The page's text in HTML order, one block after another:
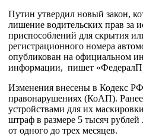
Путин утвердил новый закон,
лишение водительских прав за
приспособлений для скрытия
регистрационного номера
опубликован на официальном
информации, пишет
Изменения внесены в Кодекс
правонарушениях (КоАП). Ранее
устройствами для их
штраф в размере 5 тысяч
от одного до трех месяцев.